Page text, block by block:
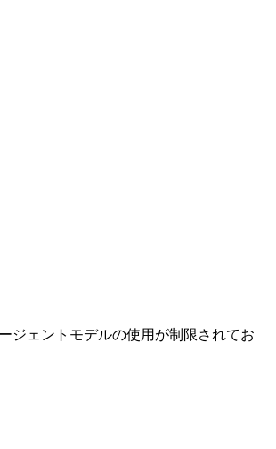
ジェントモデルの使用が制限されてお